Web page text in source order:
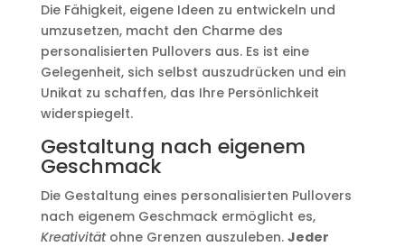
Die Fähigkeit, eigene Ideen zu entwickeln und
umzusetzen, macht den Charme des
personalisierten Pullovers aus. Es ist eine
Gelegenheit, sich selbst auszudrücken und ein
Unikat zu schaffen, das Ihre Persönlichkeit
widerspiegelt.
Gestaltung nach eigenem
Geschmack
Die Gestaltung eines personalisierten Pullovers
nach eigenem Geschmack ermöglicht es,
Kreativitätohne Grenzen auszuleben. Jeder